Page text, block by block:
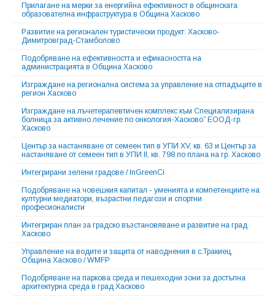
Прилагане на мерки за енергийна ефективност в общинската
образователна инфраструктура в Община Хасково
Развитие на регионален туристически продукт: Хасково-
Димитровград-Стамболово
Подобряване на ефективността и ефикасността на
администрацията в Община Хасково
Изграждане на регионална система за управление на отпадъците в
регион Хасково
Изграждане на лъчетерапевтичен комплекс към Специализирана
болница за активно лечение по онкология-Хасково” ЕООД-гр.
Хасково
Център за настаняване от семеен тип в УПИ ХV, кв. 63 и Център за
настаняване от семеен тип в УПИ ІІ, кв. 798 по плана на гр. Хасково
Интегрирани зелени градове / InGreenCi
Подобряване на човешкия капитал - уменията и компетенциите на
културни медиатори, възрастни педагози и спортни
професионалисти
Интегриран план за градско възстановяване и развитие на град
Хасково
Управление на водите и защита от наводнения в с.Тракиец,
Община Хасково / WMFP
Подобряване на паркова среда и пешеходни зони за достъпна
архитектурна среда в град Хасково